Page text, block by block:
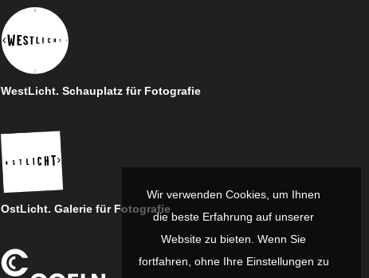
WestLicht. Schauplatz für Fotografie
OstLicht. Galerie für Fotografie
Wir verwenden Cookies, um Ihnen
die beste Erfahrung auf unserer
Website zu bieten. Wenn Sie
fortfahren, ohne Ihre Einstellungen zu